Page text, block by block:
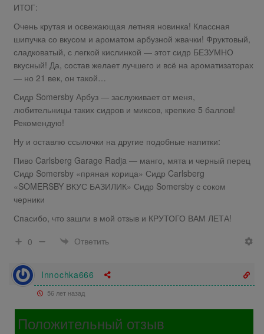
ИТОГ:
Очень крутая и освежающая летняя новинка! Классная
шипучка со вкусом и ароматом арбузной жвачки! Фруктовый,
сладковатый, с легкой кислинкой — этот сидр БЕЗУМНО
вкусный! Да, состав желает лучшего и всё на ароматизаторах
— но 21 век, он такой…
Сидр Somersby Арбуз — заслуживает от меня,
любительницы таких сидров и миксов, крепкие 5 баллов!
Рекомендую!
Ну и оставлю ссылочки на другие подобные напитки:
Пиво Carlsberg Garage Radja — манго, мята и черный перец
Сидр Somersby «пряная корица» Сидр Carlsberg
«SOMERSBY ВКУС БАЗИЛИК» Сидр Somersby с соком
черники
Спасибо, что зашли в мой отзыв и КРУТОГО ВАМ ЛЕТА!
0
Ответить
Innochka666
56 лет назад
Положительный отзыв